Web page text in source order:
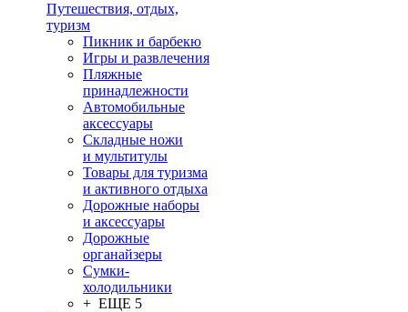
Путешествия, отдых,
туризм
Пикник и барбекю
Игры и развлечения
Пляжные
принадлежности
Автомобильные
аксессуары
Складные ножи
и мультитулы
Товары для туризма
и активного отдыха
Дорожные наборы
и аксессуары
Дорожные
органайзеры
Сумки-
холодильники
+ ЕЩЕ 5